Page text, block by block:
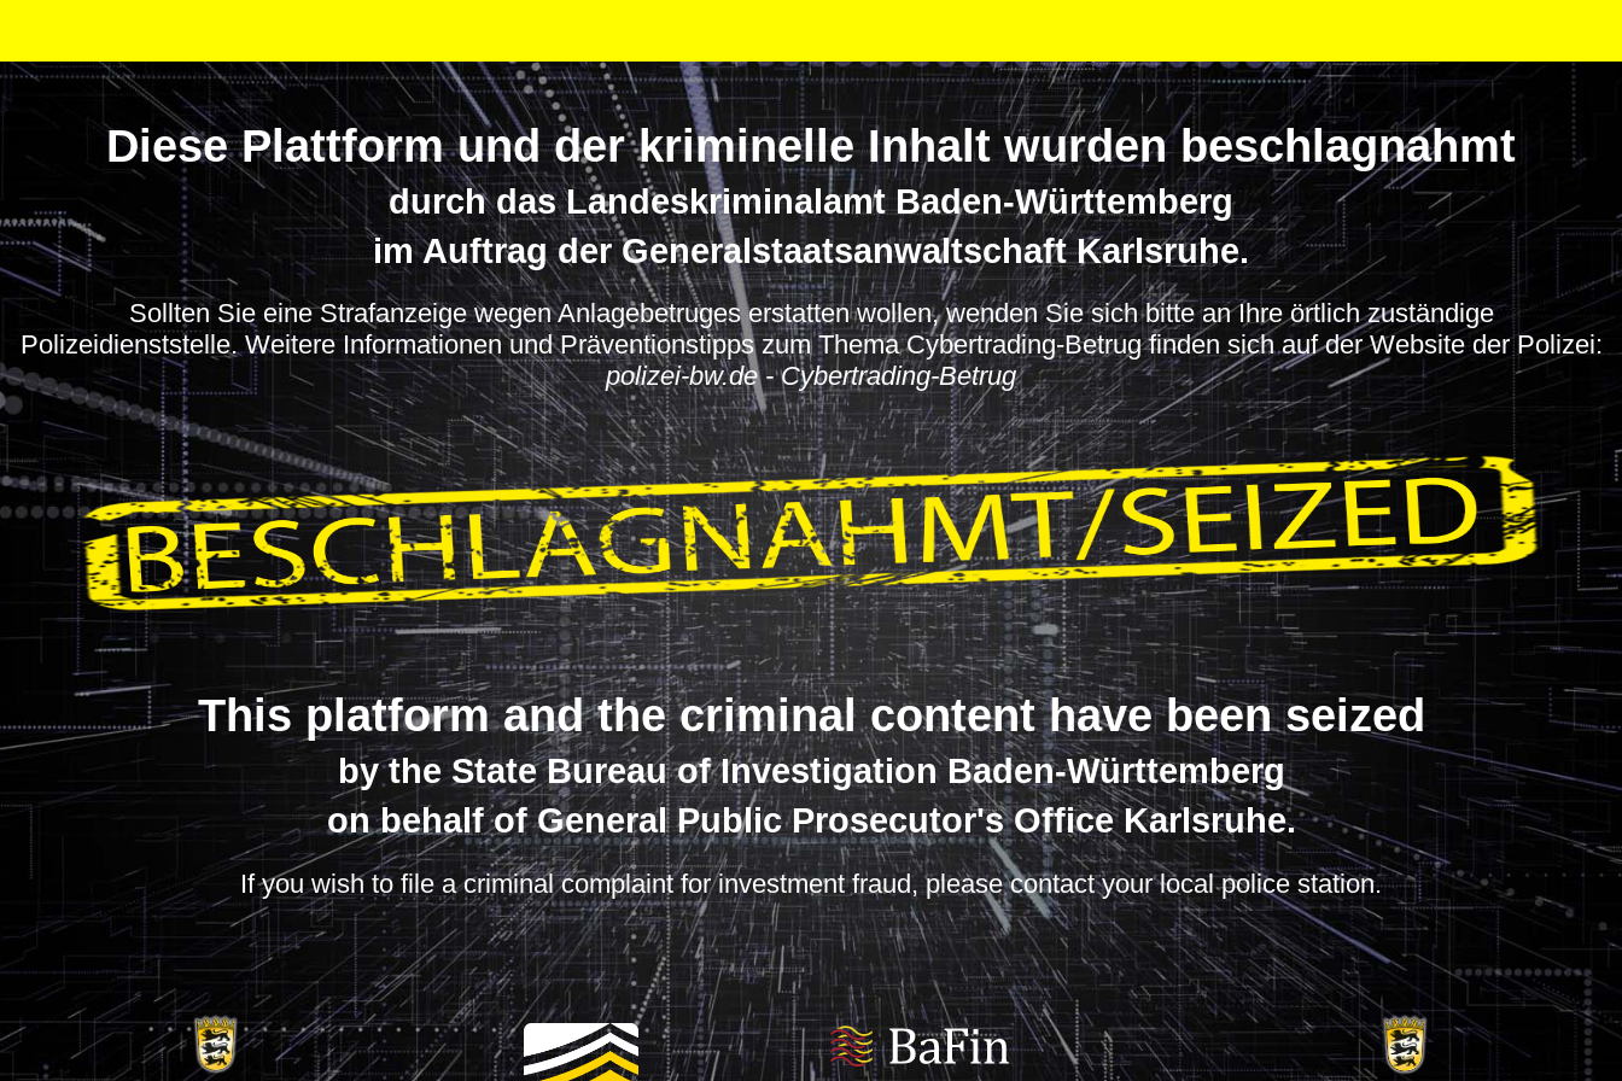
Diese Plattform und der kriminelle Inhalt wurden beschlagnahmt
durch das Landeskriminalamt Baden-Württemberg
im Auftrag der Generalstaatsanwaltschaft Karlsruhe.
Sollten Sie eine Strafanzeige wegen Anlagebetruges erstatten wollen, wenden Sie sich bitte an Ihre örtlich zuständige
Polizeidienststelle. Weitere Informationen und Präventionstipps zum Thema Cybertrading-Betrug finden sich auf der Website der Polizei:
polizei-bw.de - Cybertrading-Betrug
This platform and the criminal content have been seized
by the State Bureau of Investigation Baden-Württemberg
on behalf of General Public Prosecutor's Office Karlsruhe.
If you wish to file a criminal complaint for investment fraud, please contact your local police station.